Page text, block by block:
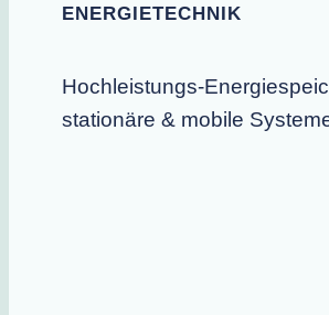
ENERGIETECHNIK
Hochleistungs-
stationäre & mobile